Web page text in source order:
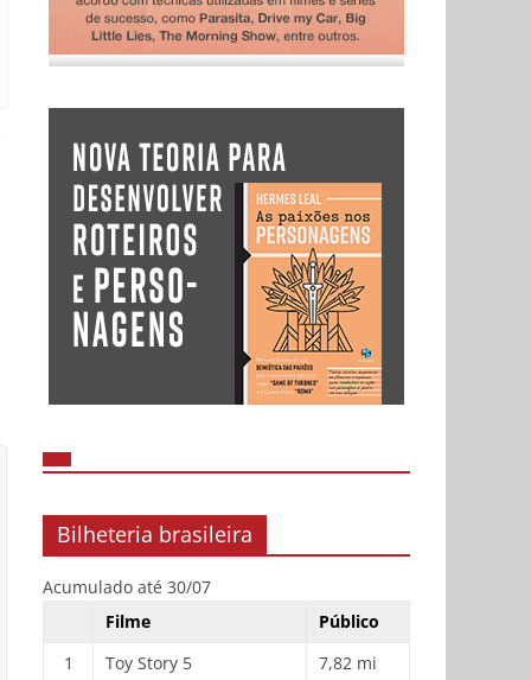
Bilheteria brasileira
Acumulado até 30/07
Filme
Público
1
Toy Story 5
7,82 mi